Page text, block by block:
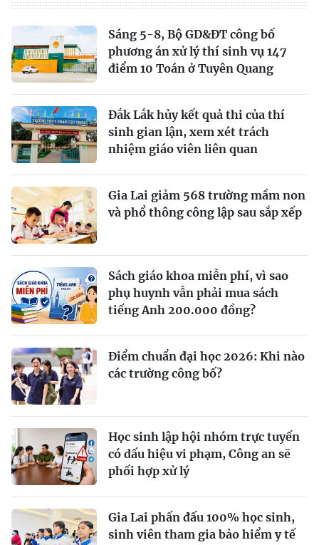
Sáng 5-8, Bộ GD&ĐT công bố
phương án xử lý thí sinh vụ 147
điểm 10 Toán ở Tuyên Quang
Đắk Lắk hủy kết quả thi của thí
sinh gian lận, xem xét trách
nhiệm giáo viên liên quan
Gia Lai giảm 568 trường mầm non
và phổ thông công lập sau sắp xếp
Sách giáo khoa miễn phí, vì sao
phụ huynh vẫn phải mua sách
tiếng Anh 200.000 đồng?
Điểm chuẩn đại học 2026: Khi nào
các trường công bố?
Học sinh lập hội nhóm trực tuyến
có dấu hiệu vi phạm, Công an sẽ
phối hợp xử lý
Gia Lai phấn đấu 100% học sinh,
sinh viên tham gia bảo hiểm y tế